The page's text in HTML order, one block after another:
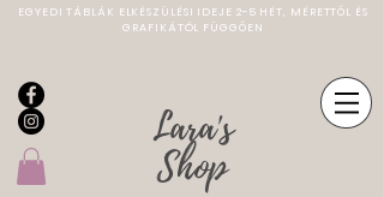
EGYEDI TÁBLÁK ELKÉSZÜLÉSI IDEJE 2-5 HÉT, MÉRETTŐL ÉS
GRAFIKÁTÓL FÜGGŐEN
Lara's
Shop